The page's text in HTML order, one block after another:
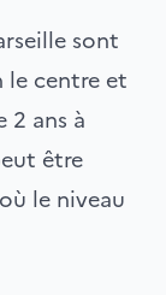
sont
le centre et
2 ans à
être
le niveau